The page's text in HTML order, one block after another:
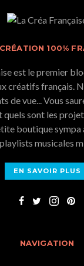
100%
est le premier
créatifs français.
de vue... Vous
quels sont les
boutique
musicales
EN SAVOIR PLUS
NAVIGATION